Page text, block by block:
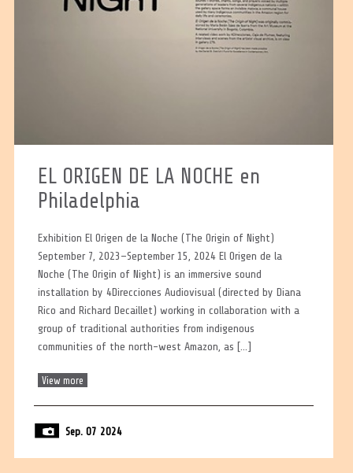
EL ORIGEN DE LA NOCHE en
Philadelphia
Exhibition El Origen de la Noche (The Origin of Night)
September 7, 2023–September 15, 2024 El Origen de la
Noche (The Origin of Night) is an immersive sound
installation by 4Direcciones Audiovisual (directed by Diana
Rico and Richard Decaillet) working in collaboration with a
group of traditional authorities from indigenous
communities of the north-west Amazon, as […]
View more
Sep. 07 2024